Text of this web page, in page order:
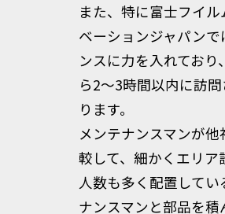
また、特に富士フイル
ベーションジャパン
ンスに力を入れており
ら2～3時間以内に訪
ります。
メンテナンスマンが
較して、細かくエリア
人数も多く配置してい
ナンスマンと部品を積